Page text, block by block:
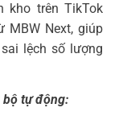
kho trên TikTok
Next, giúp
lệch số lượng
bộ tự động: